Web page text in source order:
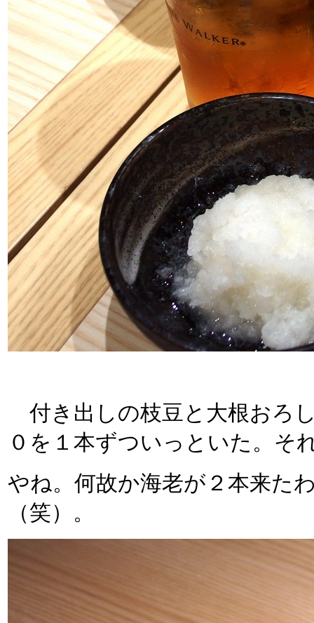
付き出しの枝豆と大根おろ
０を１本ずついっといた。そ
やね。何故か海老が２本来た
（笑）。